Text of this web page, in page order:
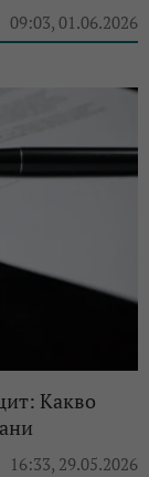
09:03, 01.06.2026
Какво
16:33, 29.05.2026